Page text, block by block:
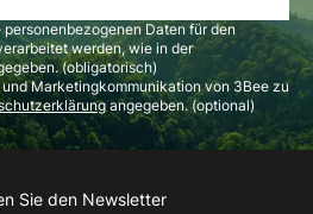
Daten für den
werden, wie in der
(obligatorisch)
Marketingkommunikation von 3Bee zu
angegeben. (optional)
Instagram
Facebook
Linkedin
Youtube
Sie den Newsletter